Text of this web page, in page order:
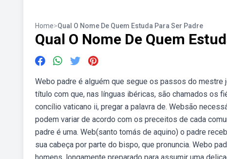
Home>Qual O Nome De Quem Estuda Para Ser Padre
Qual O Nome De Quem
Webo padre é alguém que segue os passos do
título com que, nas línguas ibéricas, são chamados os
concílio vaticano ii, pregar a palavra de. Websão
podem variar de acordo com os preceitos de cada
padre é uma. Web(santo tomás de aquino) o padre
sua cabeça por parte do bispo, que pronuncia. Webo